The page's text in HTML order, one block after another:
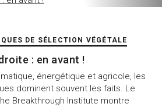
DE SÉLECTION VÉGÉTALE
: en avant !
énergétique et agricole, les
dominent souvent les faits. Le
Breakthrough Institute montre